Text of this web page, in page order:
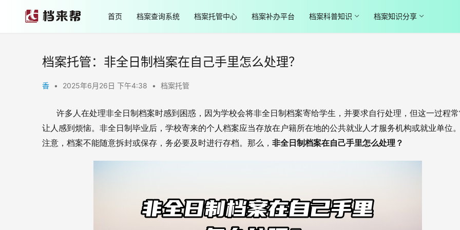
首页 档案查询系统 档案托管中心 档案补办平台 档案科普知识 档案知识分享
档案托管：非全日制档案在自己手里怎么处理？
香 • 2025年6月26日 下午4:38 • 档案托管
许多人在处理非全日制档案时感到困惑，因为学校会将非全日制档案寄给学生，并要求自行处理，但这一过程
让人感到烦恼。非全日制毕业后，学校寄来的个人档案应当存放在户籍所在地的公共就业人才服务机构或就业单位
注意，档案不能随意拆封或保存，务必要及时进行存档。那么， 非全日制档案在自己手里怎么处理？